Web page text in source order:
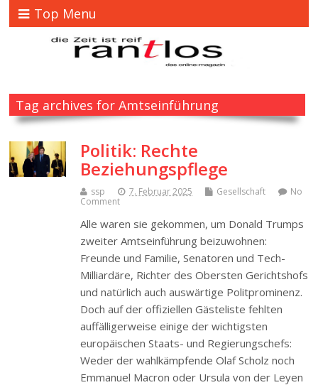
Top Menu
Tag archives for Amtseinführung
Politik: Rechte
Beziehungspflege
ssp 7. Februar 2025 Gesellschaft
No
Comment
Alle waren sie gekommen, um Donald Trumps
zweiter Amtseinführung beizuwohnen:
Freunde und Familie, Senatoren und Tech-
Milliardäre, Richter des Obersten Gerichtshofs
und natürlich auch auswärtige Politprominenz.
Doch auf der offiziellen Gästeliste fehlten
auffälligerweise einige der wichtigsten
europäischen Staats- und Regierungschefs:
Weder der wahlkämpfende Olaf Scholz noch
Emmanuel Macron oder Ursula von der Leyen